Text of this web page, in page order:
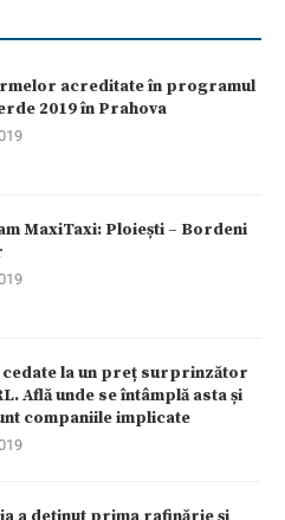
acreditate în programul
2019 în Prahova
MaxiTaxi: Ploiești – Bordeni
cedate la un preț surprinzător
Află unde se întâmplă asta și
companiile implicate